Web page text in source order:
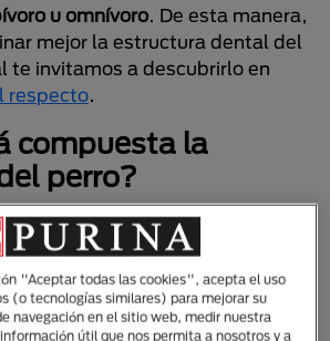
u omnívoro. De esta manera,
mejor la estructura dental del
te invitamos a descubrirlo en
respecto.
compuesta la
perro?
es uno de los elementos más
en cuenta para una óptima
a estas piezas es que
de compañía puede
pero tambiénagarrar
"Aceptar todas las cookies", acepta el uso
(o tecnologías similares) para mejorar su
navegación en el sitio web, medir nuestra
útil que nos permita a nosotros y a